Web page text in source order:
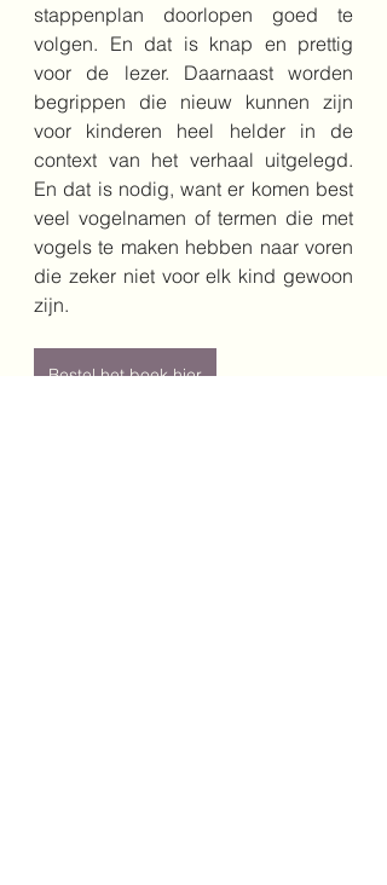
stappenplan doorlopen goed te
volgen. En dat is knap en prettig
voor de lezer. Daarnaast worden
begrippen die nieuw kunnen zijn
voor kinderen heel helder in de
context van het verhaal uitgelegd.
En dat is nodig, want er komen best
veel vogelnamen of termen die met
vogels te maken hebben naar voren
die zeker niet voor elk kind gewoon
zijn.
Bestel het boek hier